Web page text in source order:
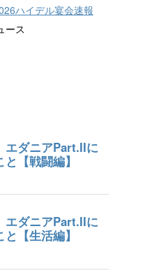
ハイデル宴会速報
ース